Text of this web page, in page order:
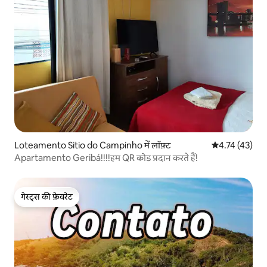
Loteamento Sitio do Campinho में लॉफ़्ट औसत रेटिंग 5 में
4.74 (43)
Apartamento Geribá!!!!हम QR कोड प्रदान करते हैं!
गेस्ट्स की फ़ेवरेट
गेस्ट्स की फ़ेवरेट